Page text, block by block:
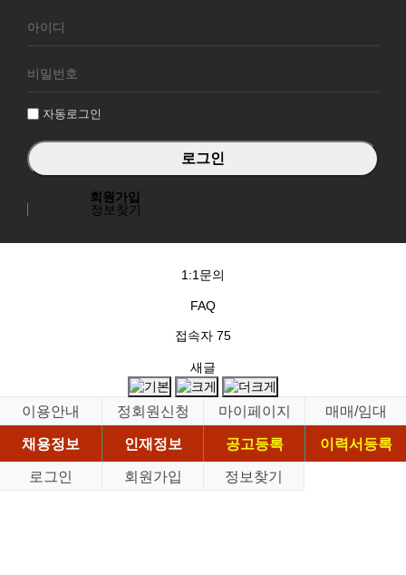
원
그
자동로그인
회원가입
정보찾기
1:1문의
FAQ
접속자 75
새글
이용안내 정회원신청 마이페이지
매매/임대
채용정보
인재정보 공고등록
이력서등록
로그인
회원가입 정보찾기